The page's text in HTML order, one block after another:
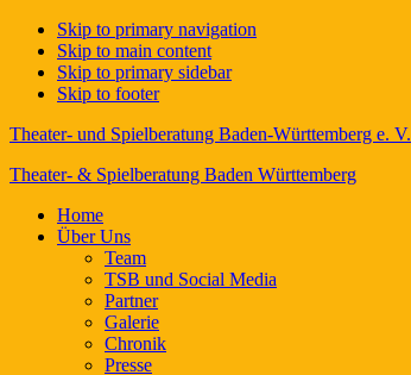
Skip to primary navigation
Skip to main content
Skip to primary sidebar
Skip to footer
Theater- und Spielberatung Baden-Württemberg e. V.
Theater- & Spielberatung Baden Württemberg
Home
Über Uns
Team
TSB und Social Media
Partner
Galerie
Chronik
Presse